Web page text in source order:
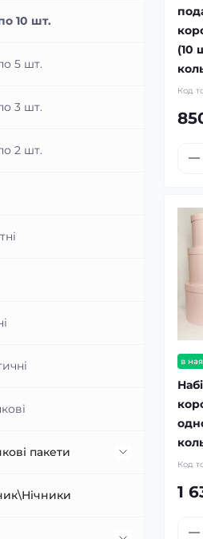
10 шт.
5 шт.
3 шт.
2 шт.
пакети
пакети
(10
Код
в
Код
1